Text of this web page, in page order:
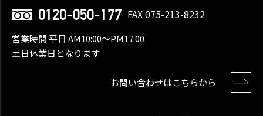
0120-050-177 FAX 075-213-8232
営業時間 平日 AM10:00〜PM17:00
土日休業日となります
お問い合わせはこちらから